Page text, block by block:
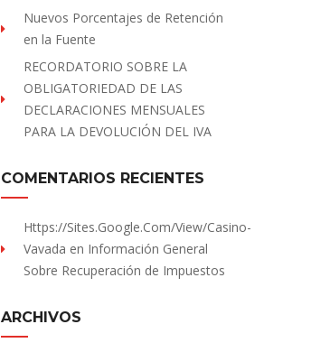
Nuevos Porcentajes de Retención
en la Fuente
RECORDATORIO SOBRE LA
OBLIGATORIEDAD DE LAS
DECLARACIONES MENSUALES
PARA LA DEVOLUCIÓN DEL IVA
COMENTARIOS RECIENTES
Https://sites.Google.com/view/Casino-
Vavada en Información General
Sobre Recuperación de Impuestos
ARCHIVOS